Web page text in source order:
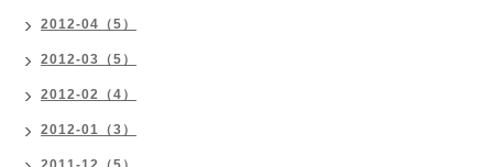
2012-04（5）
2012-03（5）
2012-02（4）
2012-01（3）